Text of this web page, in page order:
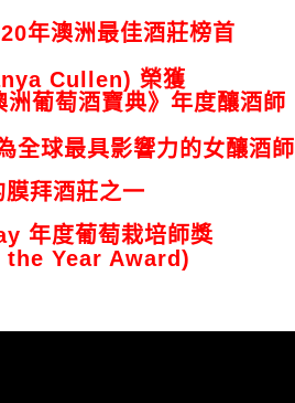
年澳洲最佳酒莊榜首
Cullen) 榮獲
葡萄酒寶典》年度釀酒師
球最具影響力的女釀酒師
拜酒莊之一
年度葡萄栽培師獎
Year Award)